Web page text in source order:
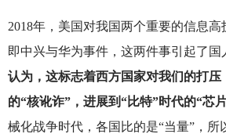
2018年，美国对我国两个重要的信息高
即中兴与华为事件，这两件事引起了国
认为，这标志着西方国家对我们的打压
的“核讹诈”，进展到“比特”时代的“芯片
械化战争时代，各国比的是“当量”，所